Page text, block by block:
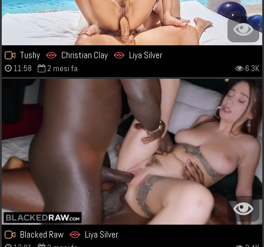
Tushy Christian Clay Liya Silver
11:58 2 mesi fa 6.3K
Blacked Raw Liya Silver